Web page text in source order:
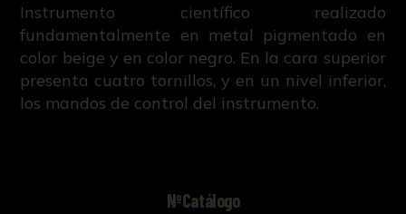
Instrumento científico realizado
fundamentalmente en metal pigmentado en
color beige y en color negro. En la cara superior
presenta cuatro tornillos, y en un nivel inferior,
los mandos de control del instrumento.
NºCatálogo